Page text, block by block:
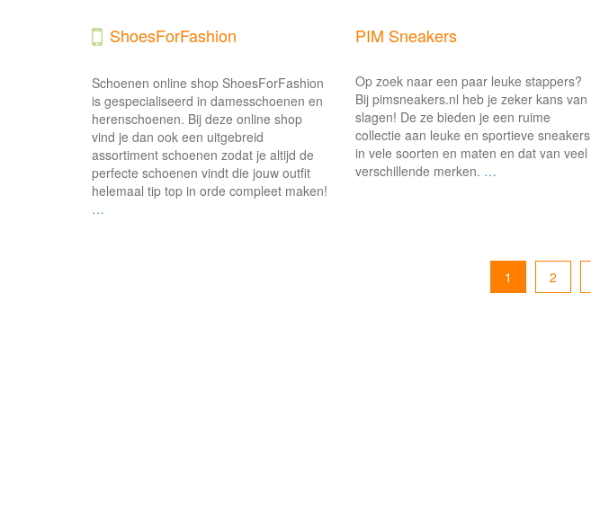
ShoesForFashion
Schoenen online shop ShoesForFashion
is gespecialiseerd in damesschoenen en
herenschoenen. Bij deze online shop
vind je dan ook een uitgebreid
assortiment schoenen zodat je altijd de
perfecte schoenen vindt die jouw outfit
helemaal tip top in orde compleet maken!
…
PIM Sneakers
Op zoek naar een paar leuke stappers?
Bij pimsneakers.nl heb je zeker kans van
slagen! De ze bieden je een ruime
collectie aan leuke en sportieve sneakers
in vele soorten en maten en dat van veel
verschillende merken. …
1 2